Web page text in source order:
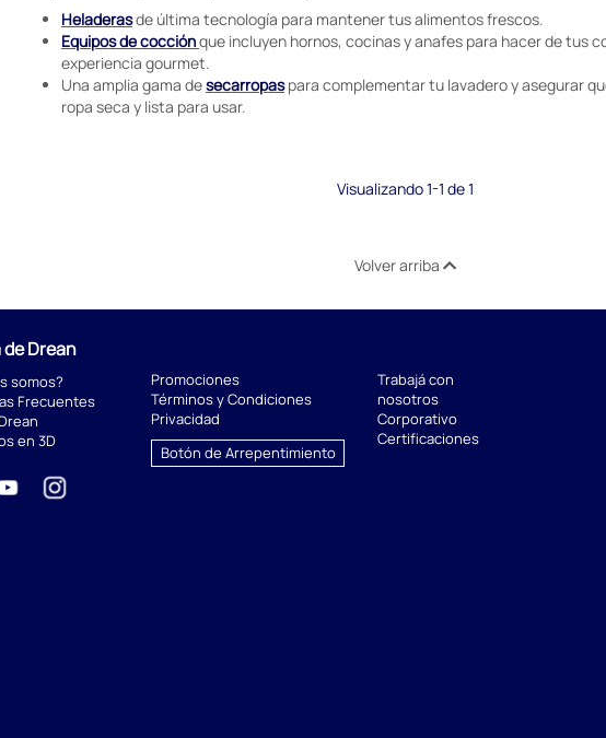
Heladerasde última tecnología para mantener tus alimentos frescos.
Equipos de cocciónque incluyen hornos, cocinas y anafes para hacer de tus
experiencia gourmet.
Una amplia gama desecarropaspara complementar tu lavadero y asegurar
ropa seca y lista para usar.
Visualizando 1-1 de 1
Volver arriba
Drean
somos?
Frecuentes
en 3D
Promociones
Términos y Condiciones
Privacidad
Botón de Arrepentimiento
Trabajá con
nosotros
Corporativo
Certificaciones